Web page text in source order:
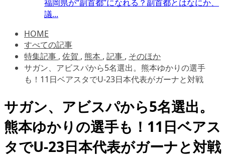
福岡県が“副首都”になれる？副首都とはなにか、
議...
HOME
すべての記事
特集記事 , 佐賀 , 熊本 , 記事 , そのほか
サガン、アビスパから5名選出。熊本ゆかりの選手
も！11日ベアスタでU-23日本代表がガーナと対戦
サガン、アビスパから5名選出。
熊本ゆかりの選手も！11日ベアス
タでU-23日本代表がガーナと対戦